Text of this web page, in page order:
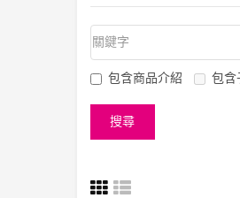
包含商品介紹 包含